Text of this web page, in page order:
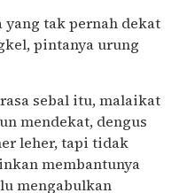
tak pernah dekat
pintanya urung
sebal itu, malaikat
mendekat, dengus
leher, tapi tidak
membantunya
mengabulkan